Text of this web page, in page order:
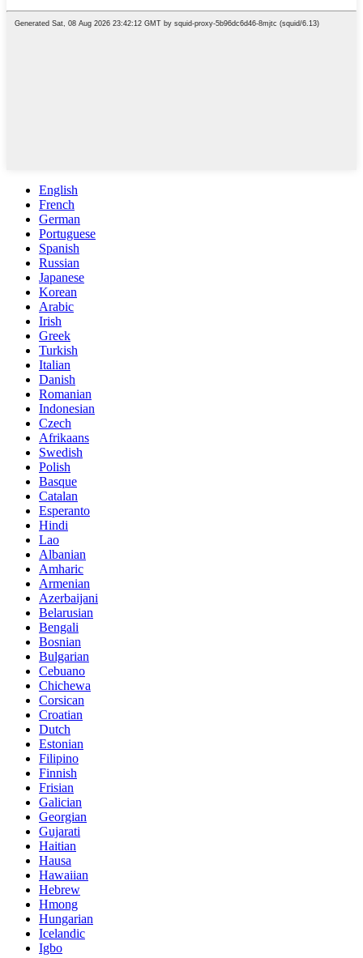
English
French
German
Portuguese
Spanish
Russian
Japanese
Korean
Arabic
Irish
Greek
Turkish
Italian
Danish
Romanian
Indonesian
Czech
Afrikaans
Swedish
Polish
Basque
Catalan
Esperanto
Hindi
Lao
Albanian
Amharic
Armenian
Azerbaijani
Belarusian
Bengali
Bosnian
Bulgarian
Cebuano
Chichewa
Corsican
Croatian
Dutch
Estonian
Filipino
Finnish
Frisian
Galician
Georgian
Gujarati
Haitian
Hausa
Hawaiian
Hebrew
Hmong
Hungarian
Icelandic
Igbo